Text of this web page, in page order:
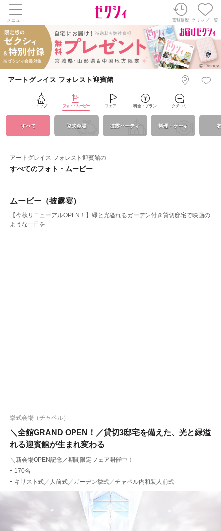
メニュー 閲覧履歴 クリップ一覧
アートグレイス フォレスト迎賓館
トップ フォト・ムービー フェア 料金・プラン クチコミ
すべて 挙式会場 披露パーティ 料理・ケーキ
アートグレイス フォレスト迎賓館の
すべてのフォト・ムービー
ムービー（披露宴）
【今秋リニューアルOPEN！】緑と光溢れるガーデン付き貸切邸宅で映画の
ような一日を
＼全館GRAND OPEN！／貸切3邸宅を備えた、光と緑溢
れる迎賓館が生まれ変わる
挙式会場（チャペル）
＼新会場OPEN記念／期間限定フェア開催中！
● 170名
● キリスト式／人前式／ガーデン挙式／チャペル内和装人前式